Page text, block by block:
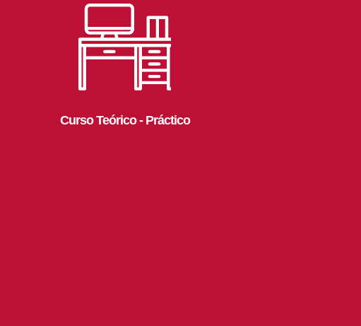
Curso Teórico - Práctico